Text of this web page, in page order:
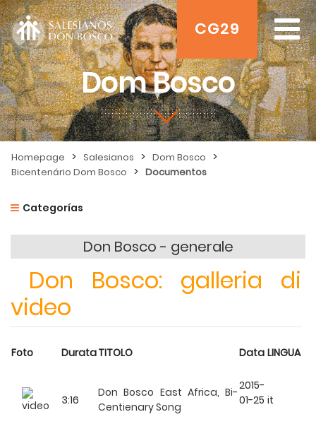
CG29
Dom Bosco
Homepage > Salesianos > Dom Bosco >
Bicentenário Dom Bosco > Documentos
Categorías
Don Bosco - generale
Don Bosco: galleria di
video
Foto DurataTITOLO Data LINGUA
3:16
Don Bosco East Africa, Bi-
Centienary Song
2015-
01-25 it